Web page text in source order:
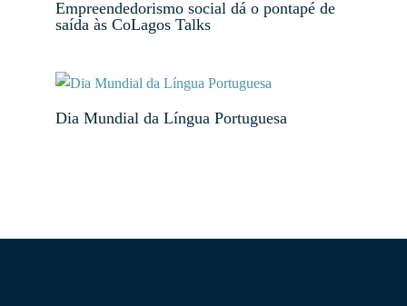
Empreendedorismo social dá o pontapé de
saída às CoLagos Talks
Dia Mundial da Língua Portuguesa